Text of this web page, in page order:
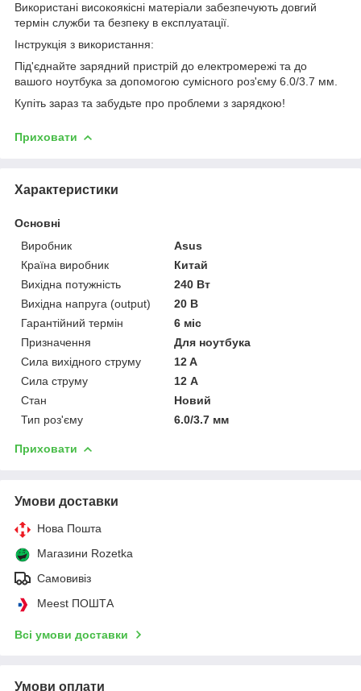
Використані високоякісні матеріали забезпечують довгий
термін служби та безпеку в експлуатації.
Інструкція з використання:
Під'єднайте зарядний пристрій до електромережі та до
вашого ноутбука за допомогою сумісного роз'єму 6.0/3.7 мм.
Купіть зараз та забудьте про проблеми з зарядкою!
Приховати
Характеристики
Основні
Виробник
Asus
Країна виробник
Китай
Вихідна потужність
240 Вт
Вихідна напруга (output)
20 В
Гарантійний термін
6 міс
Призначення
Для ноутбука
Сила вихідного струму
12 A
Сила струму
12 А
Стан
Новий
Тип роз'єму
6.0/3.7 мм
Приховати
Умови доставки
Нова Пошта
Магазини Rozetka
Самовивіз
Meest ПОШТА
Всі умови доставки
Умови оплати